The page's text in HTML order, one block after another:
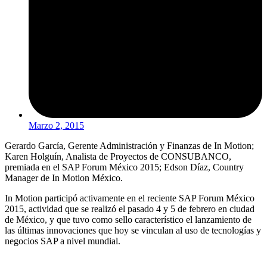
Marzo 2, 2015
Gerardo García, Gerente Administración y Finanzas de In Motion;
Karen Holguín, Analista de Proyectos de CONSUBANCO,
premiada en el SAP Forum México 2015; Edson Díaz, Country
Manager de In Motion México.
In Motion participó activamente en el reciente SAP Forum México
2015, actividad que se realizó el pasado 4 y 5 de febrero en ciudad
de México, y que tuvo como sello característico el lanzamiento de
las últimas innovaciones que hoy se vinculan al uso de tecnologías y
negocios SAP a nivel mundial.